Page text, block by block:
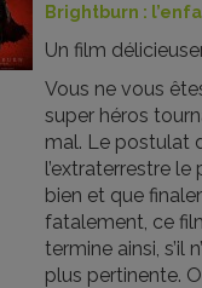
Brightburn :
Un film
Vous ne vous
super héros
mal. Le postulat
l’extraterrestre
bien et que
fatalement, ce
termine ainsi, s’il
plus pertinente.